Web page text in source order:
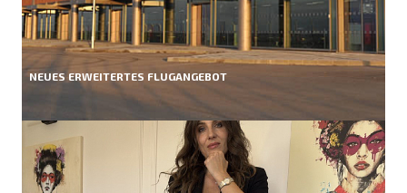
NEUES ERWEITERTES FLUGANGEBOT